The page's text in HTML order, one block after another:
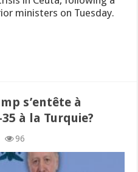
ministers on Tuesday.
s’entête à
à la Turquie?
96